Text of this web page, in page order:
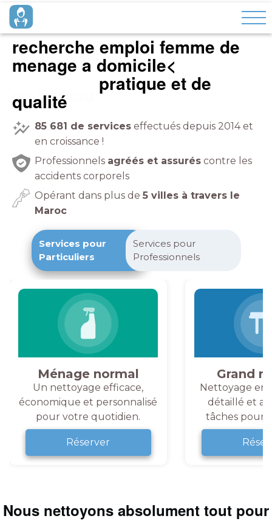
recherche emploi femme de
menage a domicile<
au bureau pratique et de
qualité
85 681 de services effectués depuis 2014 et
en croissance !
Professionnels agréés et assurés contre les
accidents corporels
Opérant dans plus de 5 villes à travers le
Maroc
Services pour
Particuliers
Services pour
Professionnels
Ménage normal
Un nettoyage efficace,
économique et personnalisé
pour votre quotidien.
Réserver
Grand
Nettoyage en
détaillé et
tâches pour
Nous nettoyons absolument tout pour